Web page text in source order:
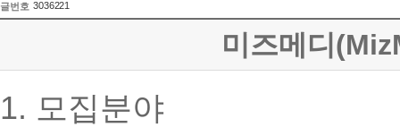
글번호 3036221
미즈메디
1. 모집분야